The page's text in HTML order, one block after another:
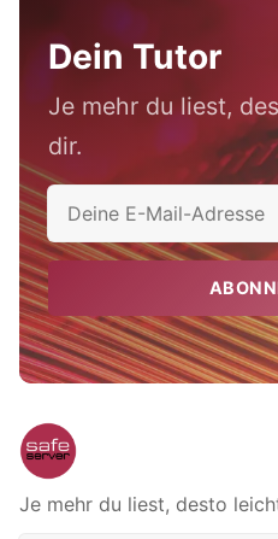
Dein Tutor
Je mehr du liest,
dir.
Je mehr du liest, desto